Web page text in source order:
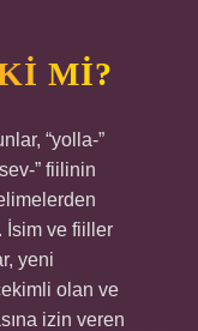
MI?
“yolla-”
” fiilinin
İsim ve fiiller
yeni
olan ve
izin veren